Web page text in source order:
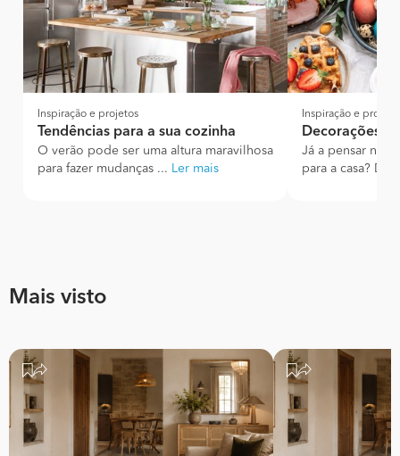
Inspiração e projetos
Tendências para a sua cozinha
O verão pode ser uma altura maravilhosa
para fazer mudanças ... Ler mais
Inspiração e
Decorações
Já a pensar nas
para a casa?
Mais visto